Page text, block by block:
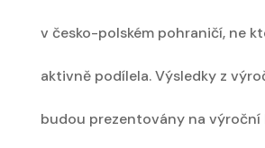
v česko-polském pohraničí, ne
aktivně podílela. Výsledky z
budou prezentovány na výroční